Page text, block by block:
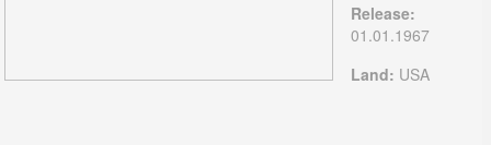
Release:
01.01.1967
Land: USA